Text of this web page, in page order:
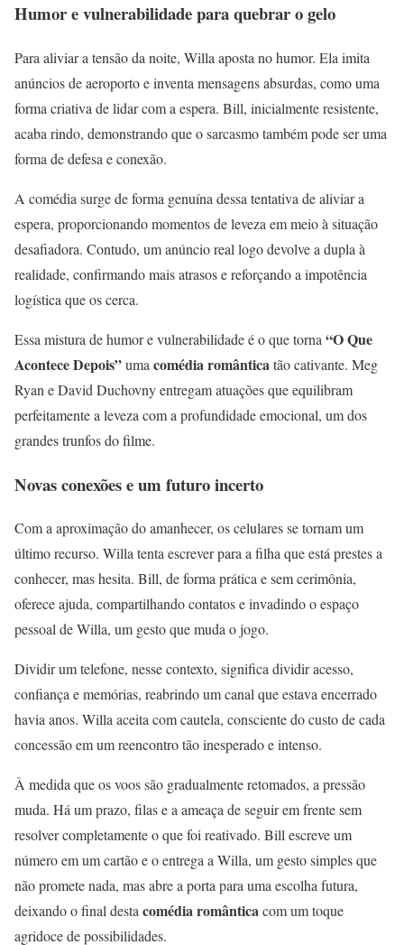
Humor e vulnerabilidade para quebrar o gelo
Para aliviar a tensão da noite, Willa aposta no humor. Ela imita
anúncios de aeroporto e inventa mensagens absurdas, como uma
forma criativa de lidar com a espera. Bill, inicialmente resistente,
acaba rindo, demonstrando que o sarcasmo também pode ser uma
forma de defesa e conexão.
A comédia surge de forma genuína dessa tentativa de aliviar a
espera, proporcionando momentos de leveza em meio à situação
desafiadora. Contudo, um anúncio real logo devolve a dupla à
realidade, confirmando mais atrasos e reforçando a impotência
logística que os cerca.
Essa mistura de humor e vulnerabilidade é o que torna “O Que
Acontece Depois”uma comédia românticatão cativante. Meg
Ryan e David Duchovny entregam atuações que equilibram
perfeitamente a leveza com a profundidade emocional, um dos
grandes trunfos do filme.
Novas conexões e um futuro incerto
Com a aproximação do amanhecer, os celulares se tornam um
último recurso. Willa tenta escrever para a filha que está prestes a
conhecer, mas hesita. Bill, de forma prática e sem cerimônia,
oferece ajuda, compartilhando contatos e invadindo o espaço
pessoal de Willa, um gesto que muda o jogo.
Dividir um telefone, nesse contexto, significa dividir acesso,
confiança e memórias, reabrindo um canal que estava encerrado
havia anos. Willa aceita com cautela, consciente do custo de cada
concessão em um reencontro tão inesperado e intenso.
À medida que os voos são gradualmente retomados, a pressão
muda. Há um prazo, filas e a ameaça de seguir em frente sem
resolver completamente o que foi reativado. Bill escreve um
número em um cartão e o entrega a Willa, um gesto simples que
não promete nada, mas abre a porta para uma escolha futura,
deixando o final destacomédia românticacom um toque
agridoce de possibilidades.